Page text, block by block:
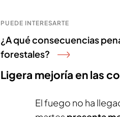
PUEDE INTERESARTE
¿A qué consecuencias
forestales?
Ligera mejoría en las
El fuego no ha